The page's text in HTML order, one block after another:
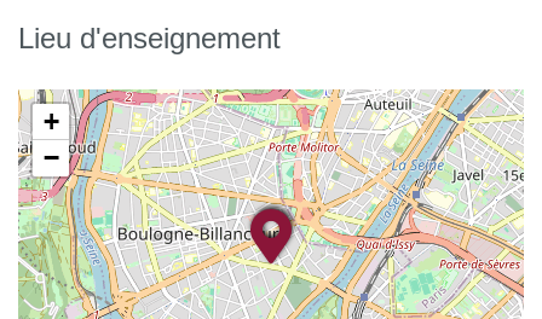
Lieu d'enseignement
+
−